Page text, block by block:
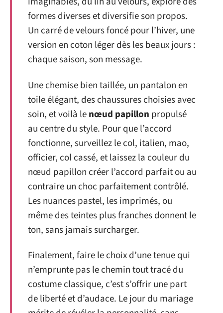
formes diverses et diversifie son propos.
Un carré de velours foncé pour l’hiver, une
version en coton léger dès les beaux jours :
chaque saison, son message.
Une chemise bien taillée, un pantalon en
toile élégant, des chaussures choisies avec
soin, et voilà lenœud papillon propulsé
au centre du style. Pour que l’accord
fonctionne, surveillez le col, italien, mao,
officier, col cassé, et laissez la couleur du
nœud papillon créer l’accord parfait ou au
contraire un choc parfaitement contrôlé.
Les nuances pastel, les imprimés, ou
même des teintes plus franches donnent le
ton, sans jamais surcharger.
Finalement, faire le choix d’une tenue qui
n’emprunte pas le chemin tout tracé du
costume classique, c’est s’offrir une part
de liberté et d’audace. Le jour du mariage